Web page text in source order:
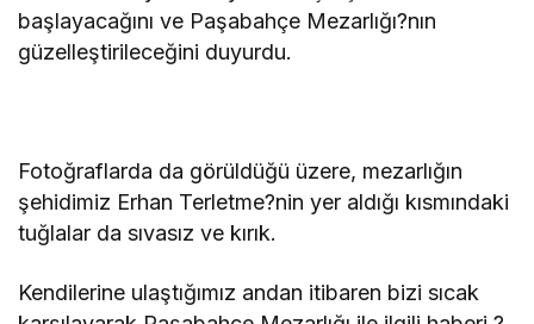
başlayacağını ve Paşabahçe Mezarlığı?nın
güzelleştirileceğini duyurdu.
Fotoğraflarda da görüldüğü üzere, mezarlığın
şehidimiz Erhan Terletme?nin yer aldığı kısmındaki
tuğlalar da sıvasız ve kırık.
Kendilerine ulaştığımız andan itibaren bizi sıcak